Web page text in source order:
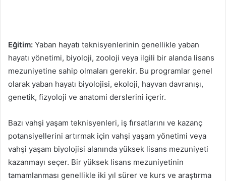
Eğitim: Yaban hayatı teknisyenlerinin genellikle yaban
hayatı yönetimi, biyoloji, zooloji veya ilgili bir alanda lisans
mezuniyetine sahip olmaları gerekir. Bu programlar genel
olarak yaban hayatı biyolojisi, ekoloji, hayvan davranışı,
genetik, fizyoloji ve anatomi derslerini içerir.
Bazı vahşi yaşam teknisyenleri, iş fırsatlarını ve kazanç
potansiyellerini artırmak için vahşi yaşam yönetimi veya
vahşi yaşam biyolojisi alanında yüksek lisans mezuniyeti
kazanmayı seçer. Bir yüksek lisans mezuniyetinin
tamamlanması genellikle iki yıl sürer ve kurs ve araştırma